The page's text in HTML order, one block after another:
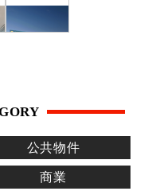
公共物件
商業